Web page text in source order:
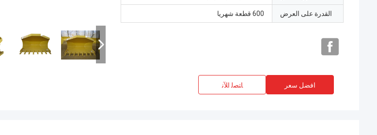
القدرة على العرض 600 قطعة شهريا
افضل سعر ﺎﺘﺼﻟ ﺍﻶﻧ